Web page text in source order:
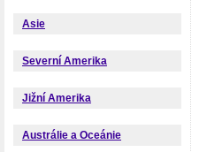
Asie
Severní Amerika
Jižní Amerika
Austrálie a Oceánie